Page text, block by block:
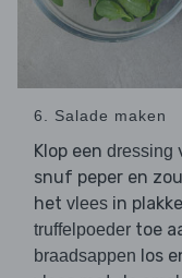
6. Salade maken
Klop een dressing
snuf peper en
het vlees in
truffelpoeder toe
braadsappen los